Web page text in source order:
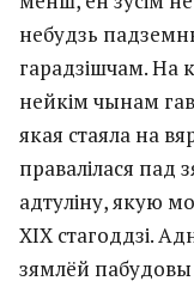
небудзь
гарадзішчам. На
нейкім чынам
якая стаяла на
правалілася пад
адтуліну, якую
ХІХ стагоддзі.
зямлёй пабудовы